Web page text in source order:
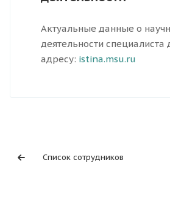
Актуальные данные о
деятельности специалиста
адресу: istina.msu.ru
Список сотрудников